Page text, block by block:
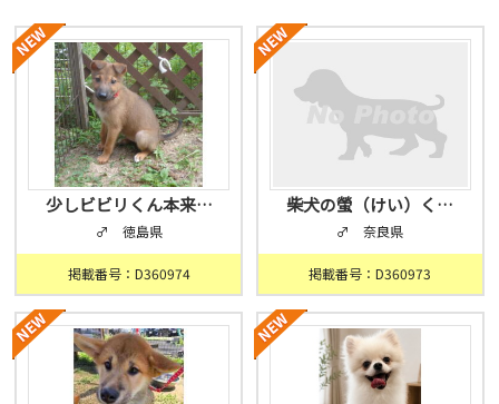
少しビビリくん本来…
♂ 徳島県
掲載番号：D360974
柴犬の螢（けい）く…
♂ 奈良県
掲載番号：D360973